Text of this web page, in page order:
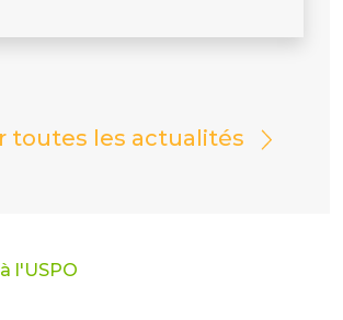
toutes les actualités
l'USPO